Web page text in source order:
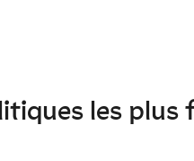
les plus